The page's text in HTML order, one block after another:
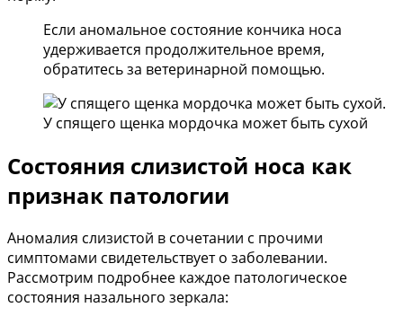
Если аномальное состояние кончика носа
удерживается продолжительное время,
обратитесь за ветеринарной помощью.
У спящего щенка мордочка может быть сухой
Состояния слизистой носа как
признак патологии
Аномалия слизистой в сочетании с прочими
симптомами свидетельствует о заболевании.
Рассмотрим подробнее каждое патологическое
состояния назального зеркала: